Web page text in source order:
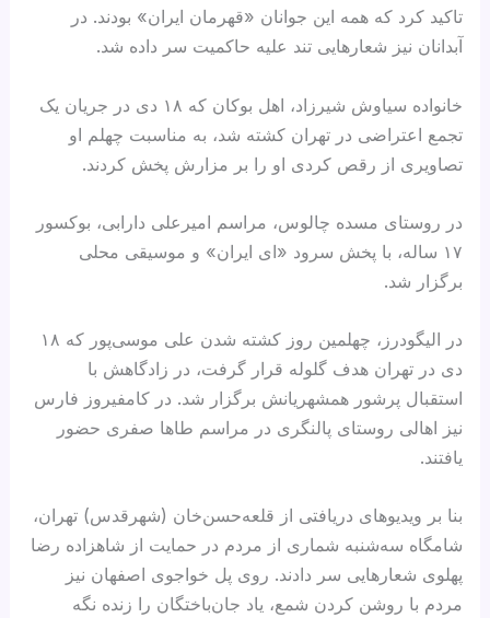
تاکید کرد که همه این جوانان «قهرمان ایران» بودند. در
آبدانان نیز شعارهایی تند علیه حاکمیت سر داده شد.
خانواده سیاوش شیرزاد، اهل بوکان که ۱۸ دی در جریان یک
تجمع اعتراضی در تهران کشته شد، به مناسبت چهلم او
تصاویری از رقص کردی‌ او را بر مزارش پخش کردند.
در روستای مسده چالوس، مراسم امیرعلی دارابی، بوکسور
۱۷ ساله، با پخش سرود «ای ایران» و موسیقی محلی
برگزار شد.
در الیگودرز، چهلمین روز کشته شدن علی موسی‌پور که ۱۸
دی در تهران هدف گلوله قرار گرفت، در زادگاهش با
استقبال پرشور همشهریانش برگزار شد. در کامفیروز فارس
نیز اهالی روستای پالنگری در مراسم طاها صفری حضور
یافتند.
بنا بر ویدیوهای دریافتی از قلعه‌حسن‌خان (شهرقدس) تهران،
شامگاه سه‌شنبه شماری از مردم در حمایت از شاهزاده رضا
پهلوی شعارهایی سر دادند. روی پل خواجوی اصفهان نیز
مردم با روشن کردن شمع، یاد جان‌باختگان را زنده نگه